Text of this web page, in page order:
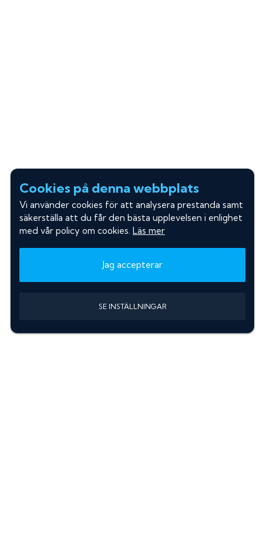
Cookies på denna webbplats
Vi använder cookies för att analysera prestanda samt
säkerställa att du får den bästa upplevelsen i enlighet
med vår policy om cookies. Läs mer
Jag accepterar
SE INSTÄLLNINGAR